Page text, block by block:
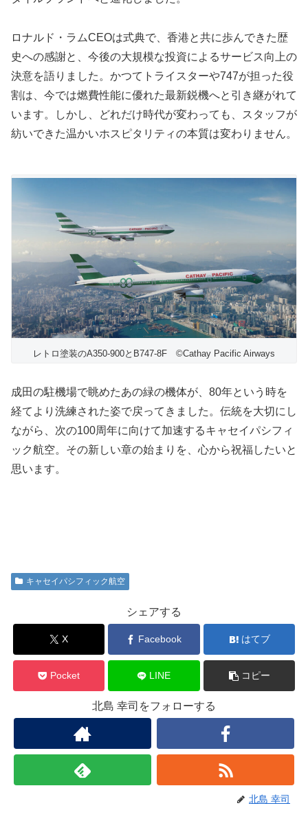
ロナルド・ラムCEOは式典で、香港と共に歩んできた歴
史への感謝と、今後の大規模な投資によるサービス向上の
決意を語りました。かつてトライスターや747が担った役
割は、今では燃費性能に優れた最新鋭機へと引き継がれて
います。しかし、どれだけ時代が変わっても、スタッフが
紡いできた温かいホスピタリティの本質は変わりません。
レトロ塗装のA350-900とB747-8F ©Cathay Pacific Airways
成田の駐機場で眺めたあの緑の機体が、80年という時を
経てより洗練された姿で戻ってきました。伝統を大切にし
ながら、次の100周年に向けて加速するキャセイパシフィ
ック航空。その新しい章の始まりを、心から祝福したいと
思います。
キャセイパシフィック航空
シェアする
X Facebook はてブ
Pocket LINE コピー
北島 幸司をフォローする
北島 幸司